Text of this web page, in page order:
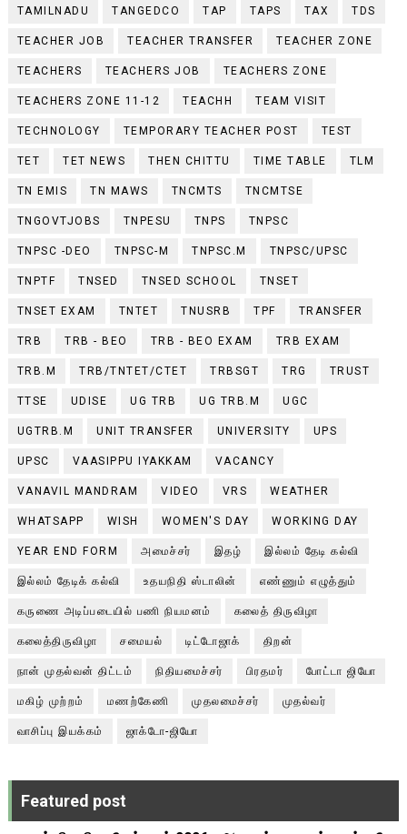
TAMILNADU TANGEDCO TAP TAPS TAX TDS
TEACHER JOB TEACHER TRANSFER TEACHER ZONE
TEACHERS TEACHERS JOB TEACHERS ZONE
TEACHERS ZONE 11-12 TEACHH TEAM VISIT
TECHNOLOGY TEMPORARY TEACHER POST TEST
TET TET NEWS THEN CHITTU TIME TABLE TLM
TN EMIS TN MAWS TNCMTS TNCMTSE
TNGOVTJOBS TNPESU TNPS TNPSC
TNPSC -DEO TNPSC-M TNPSC.M TNPSC/UPSC
TNPTF TNSED TNSED SCHOOL TNSET
TNSET EXAM TNTET TNUSRB TPF TRANSFER
TRB TRB - BEO TRB - BEO EXAM TRB EXAM
TRB.M TRB/TNTET/CTET TRBSGT TRG TRUST
TTSE UDISE UG TRB UG TRB.M UGC
UGTRB.M UNIT TRANSFER UNIVERSITY UPS
UPSC VAASIPPU IYAKKAM VACANCY
VANAVIL MANDRAM VIDEO VRS WEATHER
WHATSAPP WISH WOMEN'S DAY WORKING DAY
YEAR END FORM அமைச்சர் இதழ் இல்லம் தேடி கல்வி
இல்லம் தேடிக் கல்வி உதயநிதி ஸ்டாலின் எண்ணும் எழுத்தும்
கருணை அடிப்படையில் பணி நியமனம் கலைத் திருவிழா
கலைத்திருவிழா சமையல் டிட்டோஜாக் திறன்
நான் முதல்வன் திட்டம் நிதியமைச்சர் பிரதமர் போட்டா ஜியோ
மகிழ் முற்றம் மணற்கேணி முதலமைச்சர் முதல்வர்
வாசிப்பு இயக்கம் ஜாக்டோ-ஜியோ
Featured post